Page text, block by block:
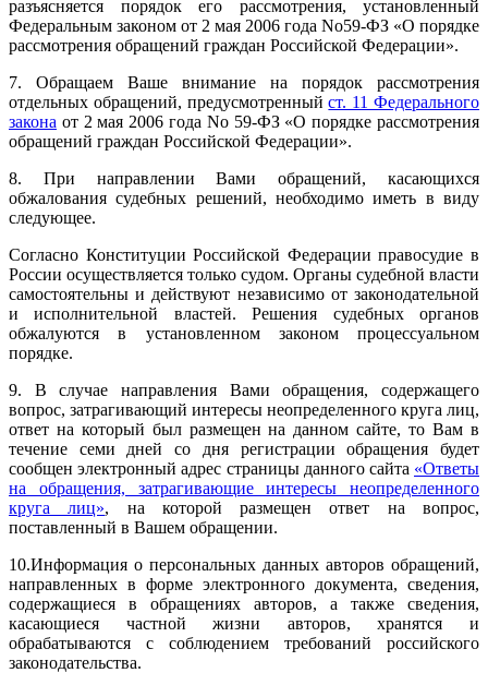
разъясняется порядок его рассмотрения, установленный
Федеральным законом от 2 мая 2006 года No59-ФЗ «О порядке
рассмотрения обращений граждан Российской Федерации».
7. Обращаем Ваше внимание на порядок рассмотрения
отдельных обращений, предусмотренныйст. 11 Федерального
закона от 2 мая 2006 года No 59-ФЗ «О порядке рассмотрения
обращений граждан Российской Федерации».
8. При направлении Вами обращений, касающихся
обжалования судебных решений, необходимо иметь в виду
следующее.
Согласно Конституции Российской Федерации правосудие в
России осуществляется только судом. Органы судебной власти
самостоятельны и действуют независимо от законодательной
и исполнительной властей. Решения судебных органов
обжалуются в установленном законом процессуальном
порядке.
9. В случае направления Вами обращения, содержащего
вопрос, затрагивающий интересы неопределенного круга лиц,
ответ на который был размещен на данном сайте, то Вам в
течение семи дней со дня регистрации обращения будет
сообщен электронный адрес страницы данного сайта «Ответы
на обращения, затрагивающие интересы неопределенного
круга лиц», на которой размещен ответ на вопрос,
поставленный в Вашем обращении.
10.Информация о персональных данных авторов обращений,
направленных в форме электронного документа, сведения,
содержащиеся в обращениях авторов, а также сведения,
касающиеся частной жизни авторов, хранятся и
обрабатываются с соблюдением требований российского
законодательства.